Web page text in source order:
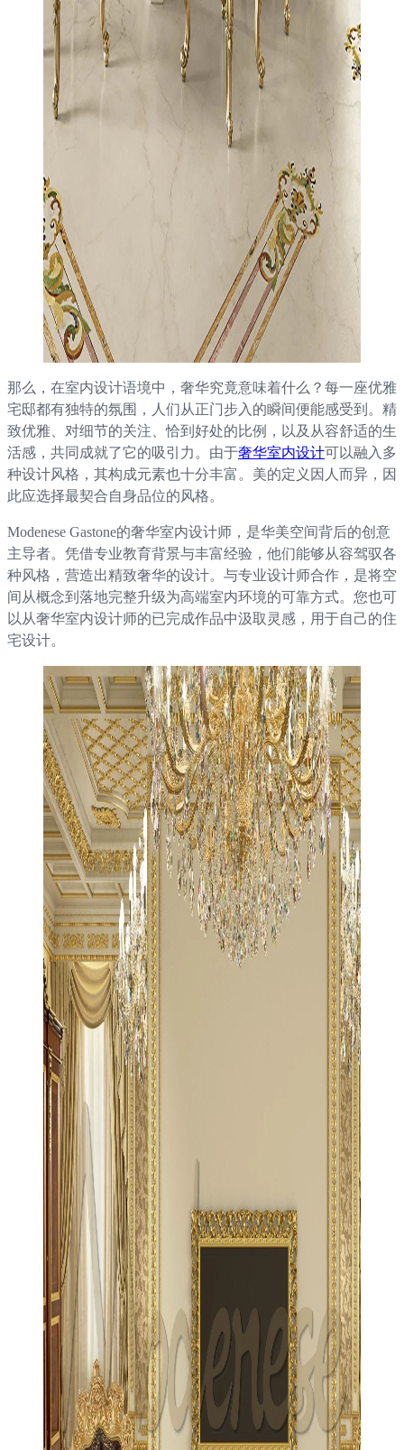
那么，在室内设计语境中，奢华究竟意味着什么？每一座优雅
宅邸都有独特的氛围，人们从正门步入的瞬间便能感受到。精
致优雅、对细节的关注、恰到好处的比例，以及从容舒适的生
活感，共同成就了它的吸引力。由于奢华室内设计可以融入多
种设计风格，其构成元素也十分丰富。美的定义因人而异，因
此应选择最契合自身品位的风格。
Modenese Gastone的奢华室内设计师，是华美空间背后的创意
主导者。凭借专业教育背景与丰富经验，他们能够从容驾驭各
种风格，营造出精致奢华的设计。与专业设计师合作，是将空
间从概念到落地完整升级为高端室内环境的可靠方式。您也可
以从奢华室内设计师的已完成作品中汲取灵感，用于自己的住
宅设计。